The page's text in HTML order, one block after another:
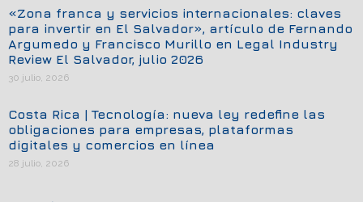
«Zona franca y servicios internacionales: claves
para invertir en El Salvador», artículo de Fernando
Argumedo y Francisco Murillo en Legal Industry
Review El Salvador, julio 2026
30 julio, 2026
Costa Rica | Tecnología: nueva ley redefine las
obligaciones para empresas, plataformas
digitales y comercios en línea
28 julio, 2026